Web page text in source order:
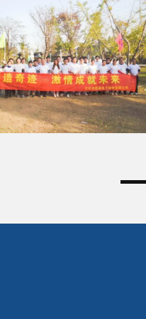
מאמר: פעילות צוות של
2025-08-17
בימינו, התחרות בתעשייה
ויותר, והדרישות של השוק
ולתקני הייצור במכונים הולכות
יציבות בייצור היא גורם חשוב
קרא עוד